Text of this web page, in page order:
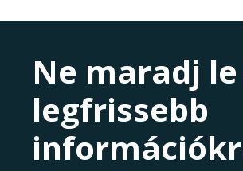
Ne maradj le
legfrissebb